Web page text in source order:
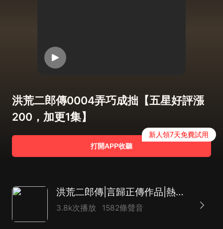
洪荒二郎傳0004弄巧成拙【五星好評漲
200，加更1集】
打開APP收聽
新人領7天免費試用
洪荒二郎傳|言歸正傳作品|熱血爆笑|嗨揚多人有聲劇
3.8k次播放 1582條聲音